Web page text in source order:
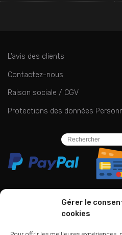
Gérer le
cookies
L’avis des clients
Contactez-nous
Raison sociale / CGV
Protections des données